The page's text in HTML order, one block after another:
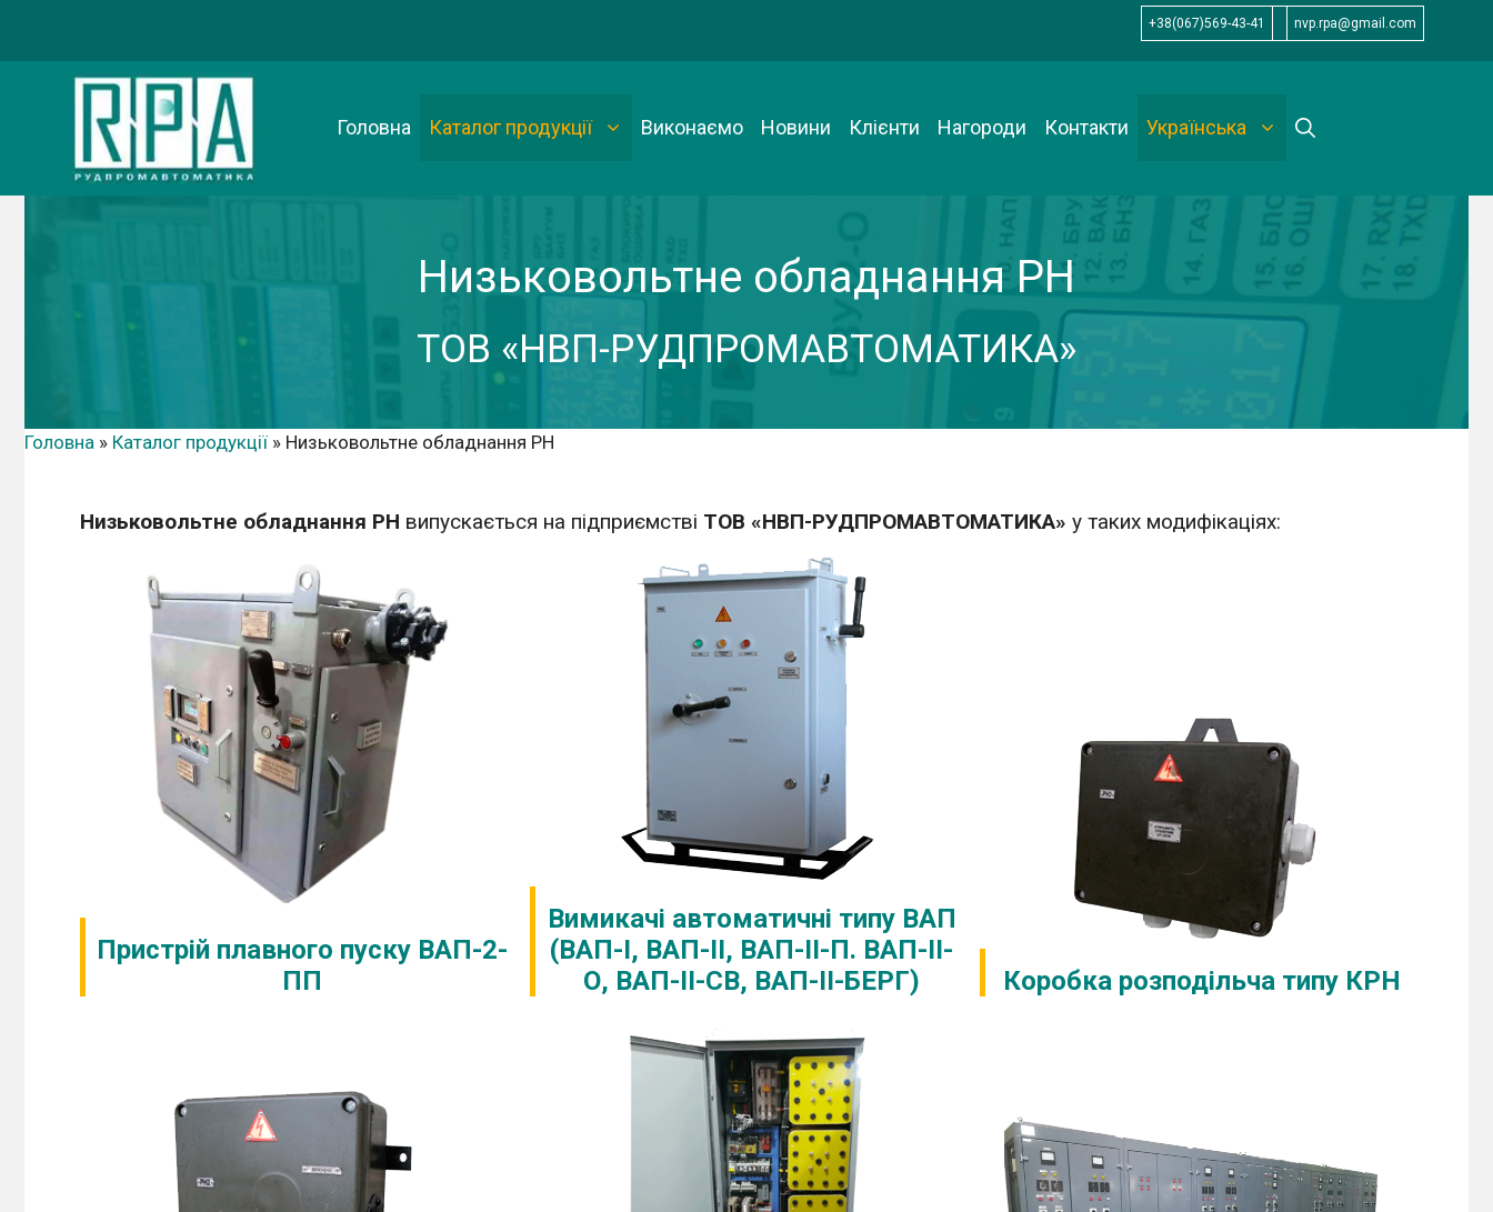
+38(067)569-43-41 nvp.rpa@gmail.com
Головна Каталог продукції Виконаємо Новини Клієнти Нагороди Контакти Українська
Низьковольтне обладнання РН
ТОВ «НВП-РУДПРОМАВТОМАТИКА»
Головна » Каталог продукції » Низьковольтне обладнання РН
Низьковольтне обладнання РН випускається на підприємстві ТОВ «НВП-РУДПРОМАВТОМАТИКА» у таких модифікаціях:
Пристрій плавного пуску ВАП-2-
ПП
Вимикачі автоматичні типу ВАП
(ВАП-І, ВАП-ІІ, ВАП-ІІ-П. ВАП-ІІ-
О, ВАП-ІІ-СВ, ВАП-ІІ-БЕРГ)
Коробка розподільча типу КРН